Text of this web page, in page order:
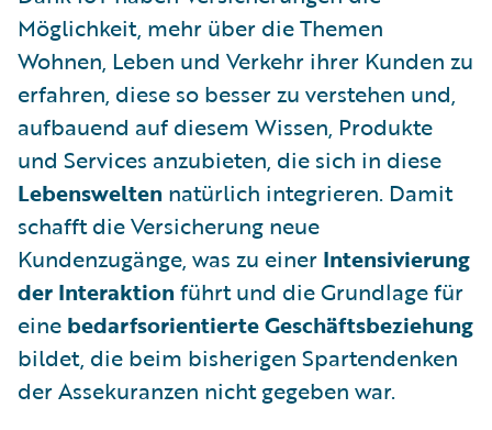
Möglichkeit, mehr über die Themen
Wohnen, Leben und Verkehr ihrer Kunden zu
erfahren, diese so besser zu verstehen und,
aufbauend auf diesem Wissen, Produkte
und Services anzubieten, die sich in diese
Lebenswelten natürlich integrieren. Damit
schafft die Versicherung neue
Kundenzugänge, was zu einer Intensivierung
der Interaktionführt und die Grundlage für
eine bedarfsorientierte Geschäftsbeziehung
bildet, die beim bisherigen Spartendenken
der Assekuranzen nicht gegeben war.